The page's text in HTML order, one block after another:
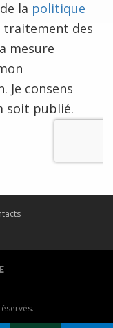
la politique
traitement des
mesure
Je consens
soit publié.